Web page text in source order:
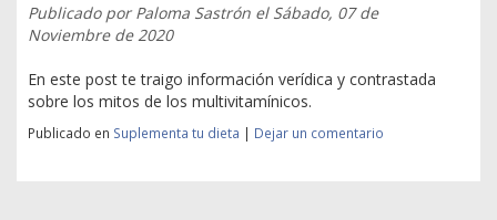
Publicado porPaloma Sastrón el Sábado, 07 de
Noviembre de 2020
En este post te traigo información verídica y contrastada
sobre los mitos de los multivitamínicos.
Publicado en Suplementa tu dieta | Dejar un comentario